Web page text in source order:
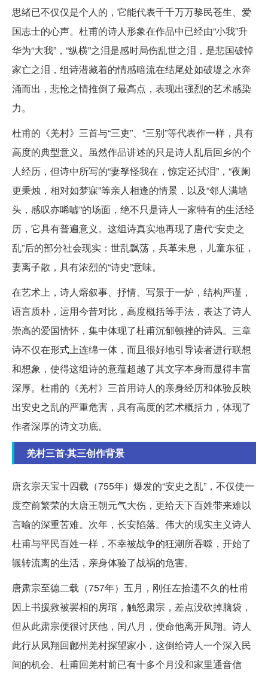
思绪已不仅仅是个人的，它能代表千千万万黎民苍生、爱
国志士的心声。杜甫的诗人形象在作品中已经由“小我”升
华为“大我”，“纵横”之泪是感时局伤乱世之泪，是悲国破悼
家亡之泪，组诗潜藏着的情感暗流在结尾处如破堤之水奔
涌而出，悲怆之情推倒了最高点，表现出强烈的艺术感染
力。
杜甫的《羌村》三首与“三吏”、“三别”等代表作一样，具有
高度的典型意义。虽然作品讲述的只是诗人乱后回乡的个
人经历，但诗中所写的“妻孥怪我在，惊定还拭泪”，“夜阑
更秉烛，相对如梦寐”等亲人相逢的情景，以及“邻人满墙
头，感叹亦唏嘘”的场面，绝不只是诗人一家特有的生活经
历，它具有普遍意义。这组诗真实地再现了唐代“安史之
乱”后的部分社会现实：世乱飘荡，兵革未息，儿童东征，
妻离子散，具有浓烈的“诗史”意味。
在艺术上，诗人熔叙事、抒情、写景于一炉，结构严谨，
语言质朴，运用今昔对比，高度概括等手法，表达了诗人
崇高的爱国情怀，集中体现了杜甫沉郁顿挫的诗风。三章
诗不仅在形式上连绵一体，而且很好地引导读者进行联想
和想象，使得这组诗的意蕴超越了其文字本身而显得丰富
深厚。杜甫的《羌村》三首用诗人的亲身经历和体验反映
出安史之乱的严重危害，具有高度的艺术概括力，体现了
作者深厚的诗文功底。
羌村三首·其三创作背景
唐玄宗天宝十四载（755年）爆发的“安史之乱”，不仅使一
度空前繁荣的大唐王朝元气大伤，更给天下百姓带来难以
言喻的深重苦难。次年，长安陷落。伟大的现实主义诗人
杜甫与平民百姓一样，不幸被战争的狂潮所吞噬，开始了
辗转流离的生活，亲身体验了战祸的危害。
唐肃宗至德二载（757年）五月，刚任左拾遗不久的杜甫
因上书援救被罢相的房琯，触怒肃宗，差点没砍掉脑袋，
但从此肃宗便很讨厌他，闰八月，便命他离开凤翔。诗人
此行从凤翔回鄜州羌村探望家小，这倒给诗人一个深入民
间的机会。杜甫回羌村前已有十多个月没和家里通音信